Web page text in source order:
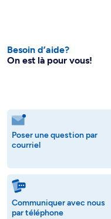
Besoin d’aide?
On est là pour vous!
Poser une question par
courriel
Communiquer avec nous
par téléphone